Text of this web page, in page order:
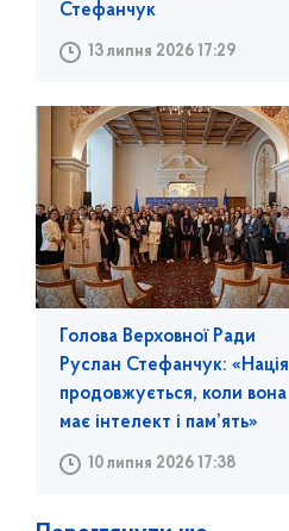
Стефанчук
13 липня 2026 17:29
Голова Верховної Ради
Руслан Стефанчук: «Нація
продовжується, коли вона
має інтелект і пам’ять»
10 липня 2026 17:38